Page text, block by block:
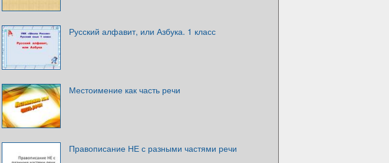
Русский алфавит, или Азбука. 1 класс
Местоимение как часть речи
Правописание НЕ с разными частями речи